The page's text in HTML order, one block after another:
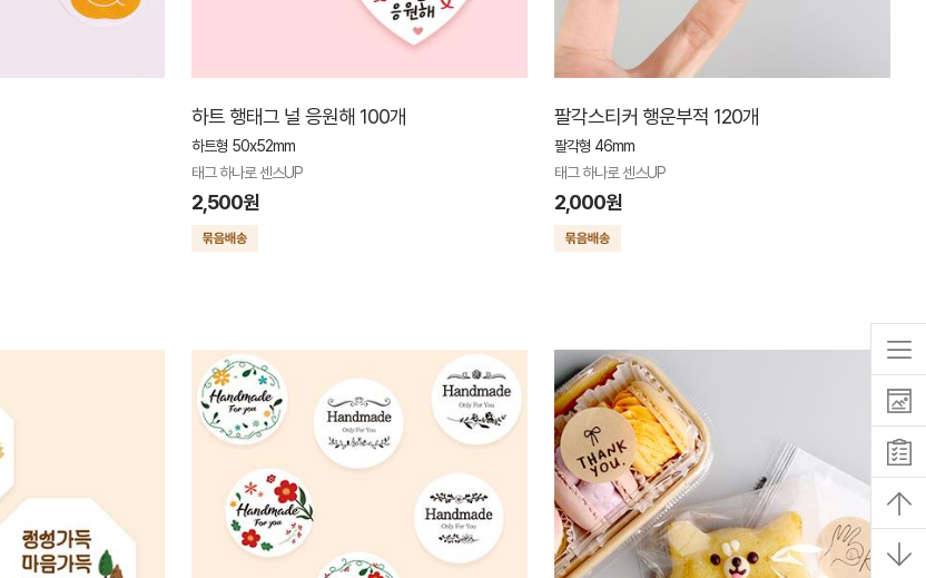
하트 행태그 널 응원해 100개
하트형 50x52mm
태그 하나로 센스UP
2,500원
팔각스티커 행운부적 120개
팔각형 46mm
태그 하나로 센스UP
2,000원